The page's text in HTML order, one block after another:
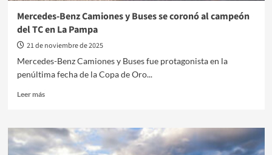
Mercedes-Benz Camiones y Buses se coronó al campeón
del TC en La Pampa
21 de noviembre de 2025
Mercedes-Benz Camiones y Buses fue protagonista en la
penúltima fecha de la Copa de Oro...
Leer másLeer
Mercedes-
Benz
Camiones